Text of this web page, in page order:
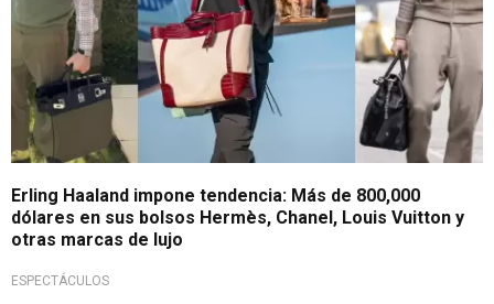
Erling Haaland impone tendencia: Más de 800,000
dólares en sus bolsos Hermès, Chanel, Louis Vuitton y
otras marcas de lujo
ESPECTÁCULOS